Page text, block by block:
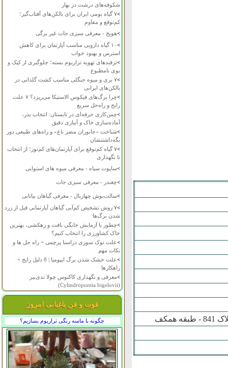
شکوفه‌های درشت در بهار
>
۷ گیاه بومی ایران برای بالکن‌های آفتاب‌گیر؛
کم‌توقع و مقاوم
>هویج - معرفی سبزی جات غیر برگی
>
۱۰ گیاه دارویی مناسب آپارتمان برای کاهش
استرس و بهبود خواب
>ترفندهای تهویه تراریوم بسته؛ جلوگیری از کپک و
بوی نامطبوع
>
۷ بری و میوه جنگلی مناسب کشت گلدانی در
بالکن‌های ایرانی
>
چرا برگ‌های فیکوس الاستیکا می‌ریزد؟ ۷ علت
رایج و راه‌حل سریع
>چمن‌کاری حرفه‌ای در تابستان: انتخاب بذر،
آماده‌سازی خاک و آبیاری دقیق
>شناخت «جانوران مضر باغ» و راه‌های طبیعی دور
نگه‌داشتنشان
>
۷ گیاه کم‌توقع برای آپارتمان‌های کم‌نور؛ از انتخاب
تا نگهداری
>ساپوت سیاه - معرفی میوه های استوایی
>چغندر - معرفی سبزی جات
>سالت‌بوش چهاربال - معرفی گیاهان بیابانی
>
۷ روش تشخیص کم‌آبی گیاهان آپارتمانی قبل از زرد
شدن برگ‌ها
>چطور با آزمایش خانگی بافت و زهکشی، بهترین
خاک کشاورزی را انتخاب کنیم؟
>علت نوک سوزی دراسنا پرچمی + راه حل ها و
نکات مهم
>
علت خشک شدن برگ ایپومیا | 8 دلیل رایج +
راهکارها
>معرفی و نگهداری کاکتوس چولا تدی‌بیر
(Cylindropuntia bigelovii)
فوت و فن باغبانی امروز
چگونه با ماسه رنگی تراریوم بسازیم؟